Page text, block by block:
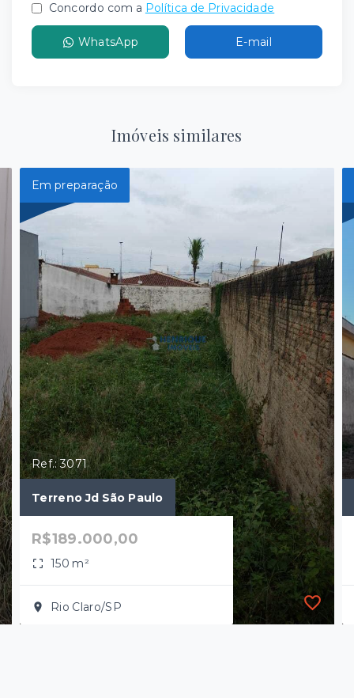
Concordo com a Política de Privacidade
WhatsApp E-mail
Imóveis similares
Em preparação
Ref.: 3071
Terreno Jd São Paulo
R$189.000,00
150 m²
Rio Claro/SP